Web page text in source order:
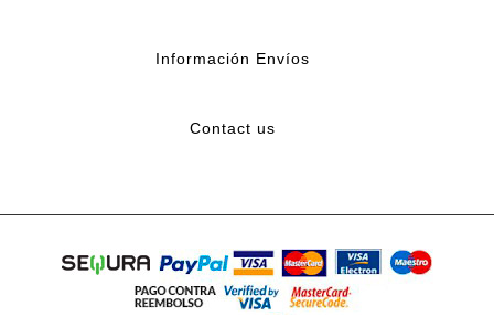
Información Envíos
Contact us